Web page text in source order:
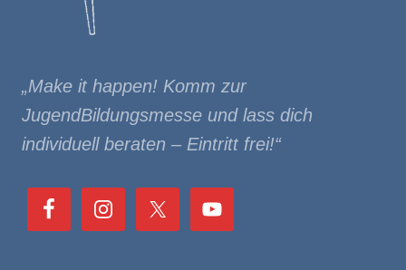
„Make it happen! Komm zur
JugendBildungsmesse und lass dich
individuell beraten – Eintritt frei!“